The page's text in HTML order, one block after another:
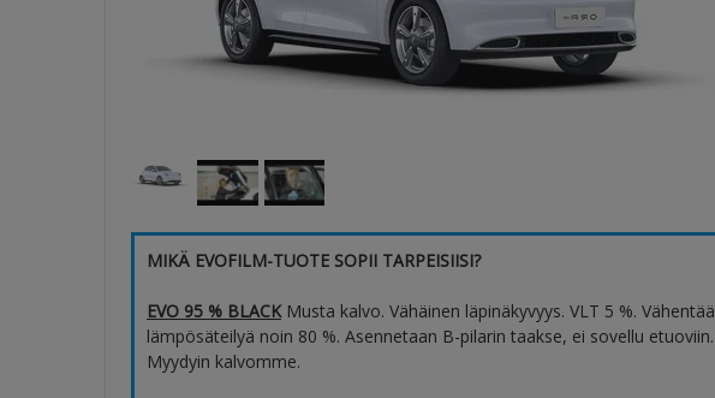
MIKÄ EVOFILM-TUOTE SOPII TARPEISIISI?
EVO 95 % BLACKMusta kalvo. Vähäinen läpinäkyvyys. VLT 5 %. Vähentää
lämpösäteilyä noin 80 %. Asennetaan B-pilarin taakse, ei sovellu etuoviin.
Myydyin kalvomme.